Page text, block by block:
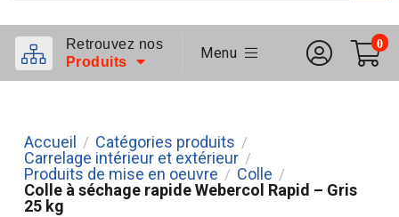
Retrouvez nos
Produits
Menu
0
Accueil / Catégories produits /
Carrelage intérieur et extérieur /
Produits de mise en oeuvre / Colle /
Colle à séchage rapide Webercol Rapid – Gris
25 kg